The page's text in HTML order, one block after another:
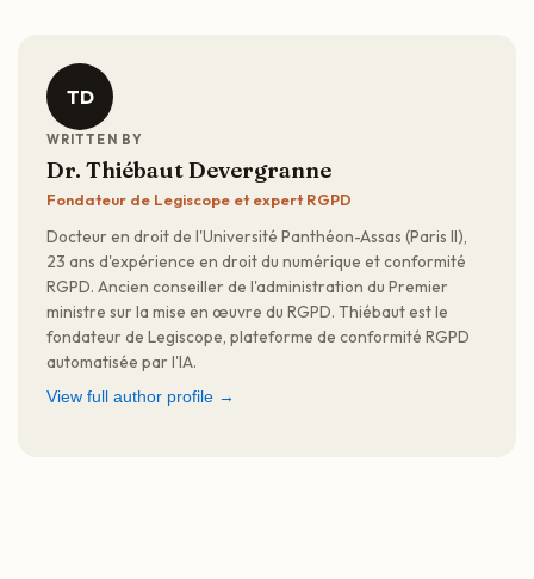
TD
WRITTEN BY
Dr. Thiébaut Devergranne
Fondateur de Legiscope et expert RGPD
Docteur en droit de l'Université Panthéon-Assas (Paris II),
23 ans d'expérience en droit du numérique et conformité
RGPD. Ancien conseiller de l'administration du Premier
ministre sur la mise en œuvre du RGPD. Thiébaut est le
fondateur de Legiscope, plateforme de conformité RGPD
automatisée par l'IA.
View full author profile →